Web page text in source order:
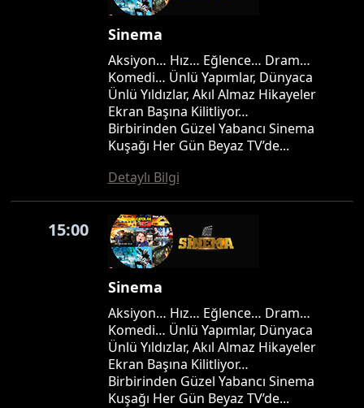
Sinema
Aksiyon… Hız… Eğlence… Dram…
Komedi… Ünlü Yapımlar, Dünyaca
Ünlü Yıldızlar, Akıl Almaz Hikayeler
Ekran Başına Kilitliyor…
Birbirinden Güzel Yabancı Sinema
Kuşağı Her Gün Beyaz TV’de...
Detaylı Bilgi
15:00
Sinema
Aksiyon… Hız… Eğlence… Dram…
Komedi… Ünlü Yapımlar, Dünyaca
Ünlü Yıldızlar, Akıl Almaz Hikayeler
Ekran Başına Kilitliyor…
Birbirinden Güzel Yabancı Sinema
Kuşağı Her Gün Beyaz TV’de...